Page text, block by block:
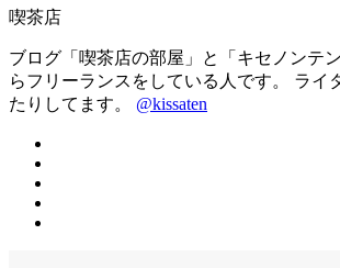
喫茶店
ブログ「喫茶店の部屋」と「キセノンテ
らフリーランスをしている人です。 ライ
たりしてます。 @kissaten